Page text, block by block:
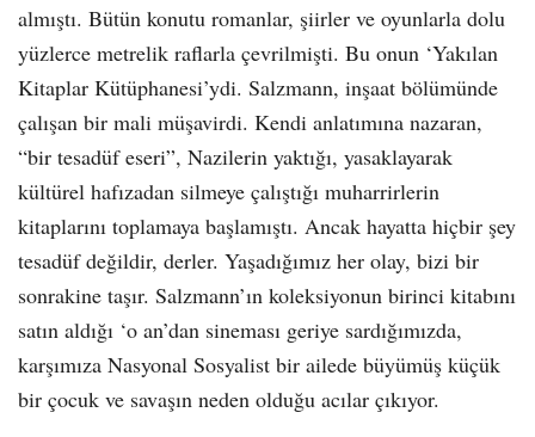
almıştı. Bütün konutu romanlar, şiirler ve oyunlarla dolu
yüzlerce metrelik raflarla çevrilmişti. Bu onun ‘Yakılan
Kitaplar Kütüphanesi’ydi. Salzmann, inşaat bölümünde
çalışan bir mali müşavirdi. Kendi anlatımına nazaran,
“bir tesadüf eseri”, Nazilerin yaktığı, yasaklayarak
kültürel hafızadan silmeye çalıştığı muharrirlerin
kitaplarını toplamaya başlamıştı. Ancak hayatta hiçbir şey
tesadüf değildir, derler. Yaşadığımız her olay, bizi bir
sonrakine taşır. Salzmann’ın koleksiyonun birinci kitabını
satın aldığı ‘o an’dan sineması geriye sardığımızda,
karşımıza Nasyonal Sosyalist bir ailede büyümüş küçük
bir çocuk ve savaşın neden olduğu acılar çıkıyor.